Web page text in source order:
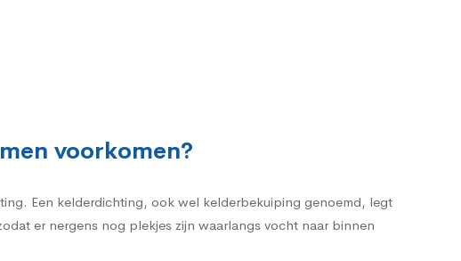
voorkomen?
Een kelderdichting, ook wel kelderbekuiping genoemd, legt
er nergens nog plekjes zijn waarlangs vocht naar binnen